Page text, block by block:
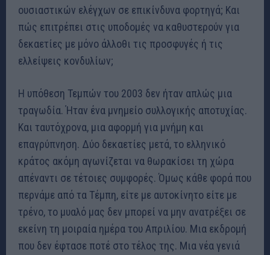
ουσιαστικών ελέγχων σε επικίνδυνα φορτηγά; Και
πώς επιτρέπει στις υποδομές να καθυστερούν για
δεκαετίες με μόνο άλλοθι τις προσφυγές ή τις
ελλείψεις κονδυλίων;
Η υπόθεση Τεμπών του 2003 δεν ήταν απλώς μια
τραγωδία. Ήταν ένα μνημείο συλλογικής αποτυχίας.
Και ταυτόχρονα, μια αφορμή για μνήμη και
επαγρύπνηση. Δύο δεκαετίες μετά, το ελληνικό
κράτος ακόμη αγωνίζεται να θωρακίσει τη χώρα
απέναντι σε τέτοιες συμφορές. Όμως κάθε φορά που
περνάμε από τα Τέμπη, είτε με αυτοκίνητο είτε με
τρένο, το μυαλό μας δεν μπορεί να μην ανατρέξει σε
εκείνη τη μοιραία ημέρα του Απριλίου. Μια εκδρομή
που δεν έφτασε ποτέ στο τέλος της. Μια νέα γενιά